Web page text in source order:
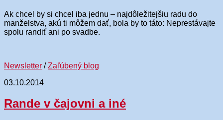
Ak chcel by si chcel iba jednu – najdôležitejšiu radu do
manželstva, akú ti môžem dať, bola by to táto: Neprestávajte
spolu randiť ani po svadbe.
Newsletter /Zaľúbený blog
03.10.2014
Rande v čajovni a iné